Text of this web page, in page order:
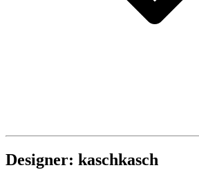
Designer: kaschkasch